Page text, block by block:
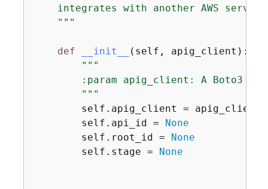
integrates with another AWS
    """
def __init__ ( self, apig_client ):
"""
:param apig_client: A Boto3
        """
        self.apig_client = apig_client
        self.api_id =
None
        self.root_id =
None
        self.stage =
None